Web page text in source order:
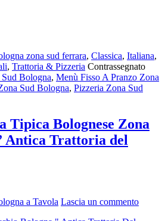
zona sud ferrara, Classica, Italiana,
, Trattoria & Pizzeria Contrassegnato
Bologna, Menù Fisso A Pranzo Zona
Sud Bologna, Pizzeria Zona Sud
Tipica Bolognese Zona
Antica Trattoria del
a Tavola Lascia un commento